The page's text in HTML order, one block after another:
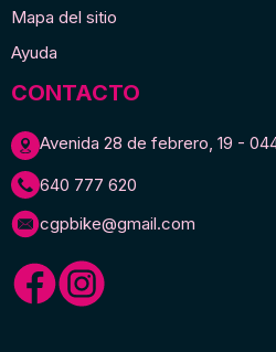
Mapa del sitio
Ayuda
CONTACTO
Avenida 28 de febrero, 19 -
640 777 620
cgpbike@gmail.com